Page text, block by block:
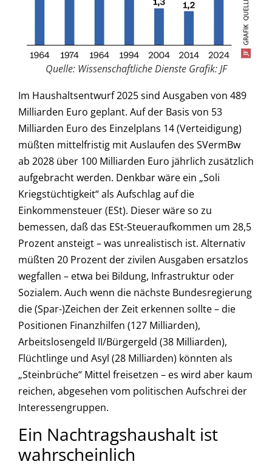
Quelle: Wissenschaftliche Dienste Grafik: JF
Im Haushaltsentwurf 2025 sind Ausgaben von 489
Milliarden Euro geplant. Auf der Basis von 53
Milliarden Euro des Einzelplans 14 (Verteidigung)
müßten mittelfristig mit Auslaufen des SVermBw
ab 2028 über 100 Milliarden Euro jährlich zusätzlich
aufgebracht werden. Denkbar wäre ein „Soli
Kriegstüchtigkeit“ als Aufschlag auf die
Einkommensteuer (ESt). Dieser wäre so zu
bemessen, daß das ESt-Steueraufkommen um 28,5
Prozent ansteigt – was unrealistisch ist. Alternativ
müßten 20 Prozent der zivilen Ausgaben ersatzlos
wegfallen – etwa bei Bildung, Infrastruktur oder
Sozialem. Auch wenn die nächste Bundesregierung
die (Spar-)Zeichen der Zeit erkennen sollte – die
Positionen Finanzhilfen (127 Milliarden),
Arbeitslosengeld II/Bürgergeld (38 Milliarden),
Flüchtlinge und Asyl (28 Milliarden) könnten als
„Steinbrüche“ Mittel freisetzen – es wird aber kaum
reichen, abgesehen vom politischen Aufschrei der
Interessengruppen.
Ein Nachtragshaushalt ist
wahrscheinlich